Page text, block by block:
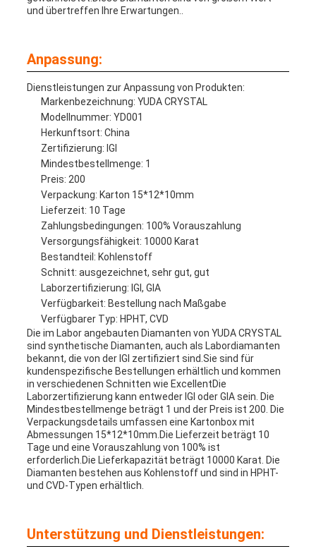
und übertreffen Ihre Erwartungen..
Anpassung:
Dienstleistungen zur Anpassung von Produkten:
Markenbezeichnung: YUDA CRYSTAL
Modellnummer: YD001
Herkunftsort: China
Zertifizierung: IGI
Mindestbestellmenge: 1
Preis: 200
Verpackung: Karton 15*12*10mm
Lieferzeit: 10 Tage
Zahlungsbedingungen: 100% Vorauszahlung
Versorgungsfähigkeit: 10000 Karat
Bestandteil: Kohlenstoff
Schnitt: ausgezeichnet, sehr gut, gut
Laborzertifizierung: IGI, GIA
Verfügbarkeit: Bestellung nach Maßgabe
Verfügbarer Typ: HPHT, CVD
Die im Labor angebauten Diamanten von YUDA CRYSTAL
sind synthetische Diamanten, auch als Labordiamanten
bekannt, die von der IGI zertifiziert sind.Sie sind für
kundenspezifische Bestellungen erhältlich und kommen
in verschiedenen Schnitten wie ExcellentDie
Laborzertifizierung kann entweder IGI oder GIA sein. Die
Mindestbestellmenge beträgt 1 und der Preis ist 200. Die
Verpackungsdetails umfassen eine Kartonbox mit
Abmessungen 15*12*10mm.Die Lieferzeit beträgt 10
Tage und eine Vorauszahlung von 100% ist
erforderlich.Die Lieferkapazität beträgt 10000 Karat. Die
Diamanten bestehen aus Kohlenstoff und sind in HPHT-
und CVD-Typen erhältlich.
Unterstützung und Dienstleistungen: